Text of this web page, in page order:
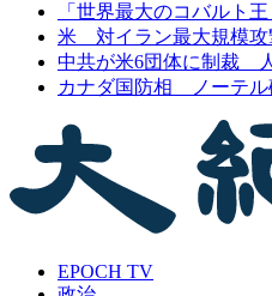
「世界最大のコバル
米 対イラン最大規模
中共が米6団体に制裁
カナダ国防相 ノーテル
EPOCH TV